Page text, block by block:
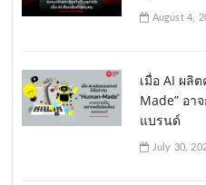
August 4,
เมื่อ AI ผลิ
Made” อา
แบรนด์
July 30,